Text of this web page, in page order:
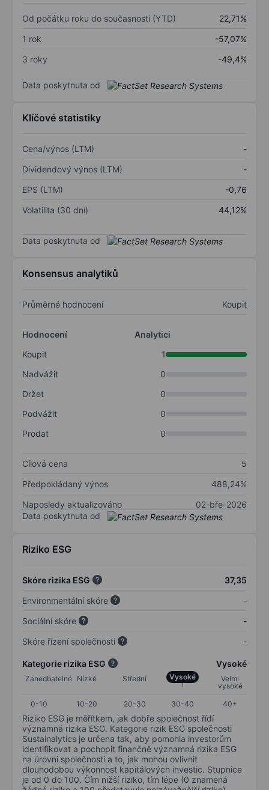
Od počátku roku do současnosti (YTD)
22,71%
1 rok
-57,07%
3 roky
-49,4%
Data poskytnuta od
Klíčové statistiky
Cena/výnos (LTM)
-
Dividendový výnos (LTM)
-
EPS (LTM)
-0,76
Volatilita (30 dní)
44,12%
Data poskytnuta od
Konsensus analytiků
Průměrné hodnocení Koupit
Hodnocení
Analytici
Koupit
1
Nadvážit
0
Držet
0
Podvážit
0
Prodat
0
Cílová cena
5
Předpokládaný výnos
488,24%
Naposledy aktualizováno
02-bře-2026
Data poskytnuta od
Riziko ESG
Skóre rizika ESG
37,35
Environmentální skóre
-
Sociální skóre
-
Skóre řízení společnosti
-
Kategorie rizika ESG Vysoké
Zanedbatelné Nízké Střední Vysoké
Velmi
vysoké
0-10
10-20 20-30 30-40 40+
Riziko ESG je měřítkem, jak dobře společnost řídí
významná rizika ESG. Kategorie rizik ESG společnosti
Sustainalytics je určena tak, aby pomohla investorům
identifikovat a pochopit finančně významná rizika ESG
na úrovni společnosti a to, jak mohou ovlivnit
dlouhodobou výkonnost kapitálových investic. Stupnice
je od 0 do 100. Čím nižší riziko, tím lépe (0 znamená